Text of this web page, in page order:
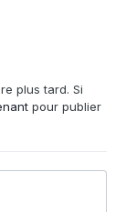
plus tard. Si
pour publier